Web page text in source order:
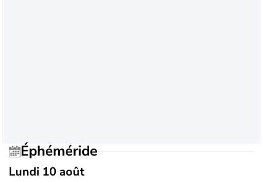
Éphéméride
Lundi 10 août